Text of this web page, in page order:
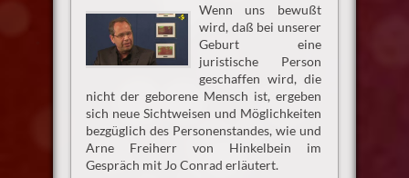
Wenn uns bewußt
wird, daß bei unserer
Geburt eine
juristische Person
geschaffen wird, die
nicht der geborene Mensch ist, ergeben
sich neue Sichtweisen und Möglichkeiten
bezgüglich des Personenstandes, wie und
Arne Freiherr von Hinkelbein im
Gespräch mit Jo Conrad erläutert.